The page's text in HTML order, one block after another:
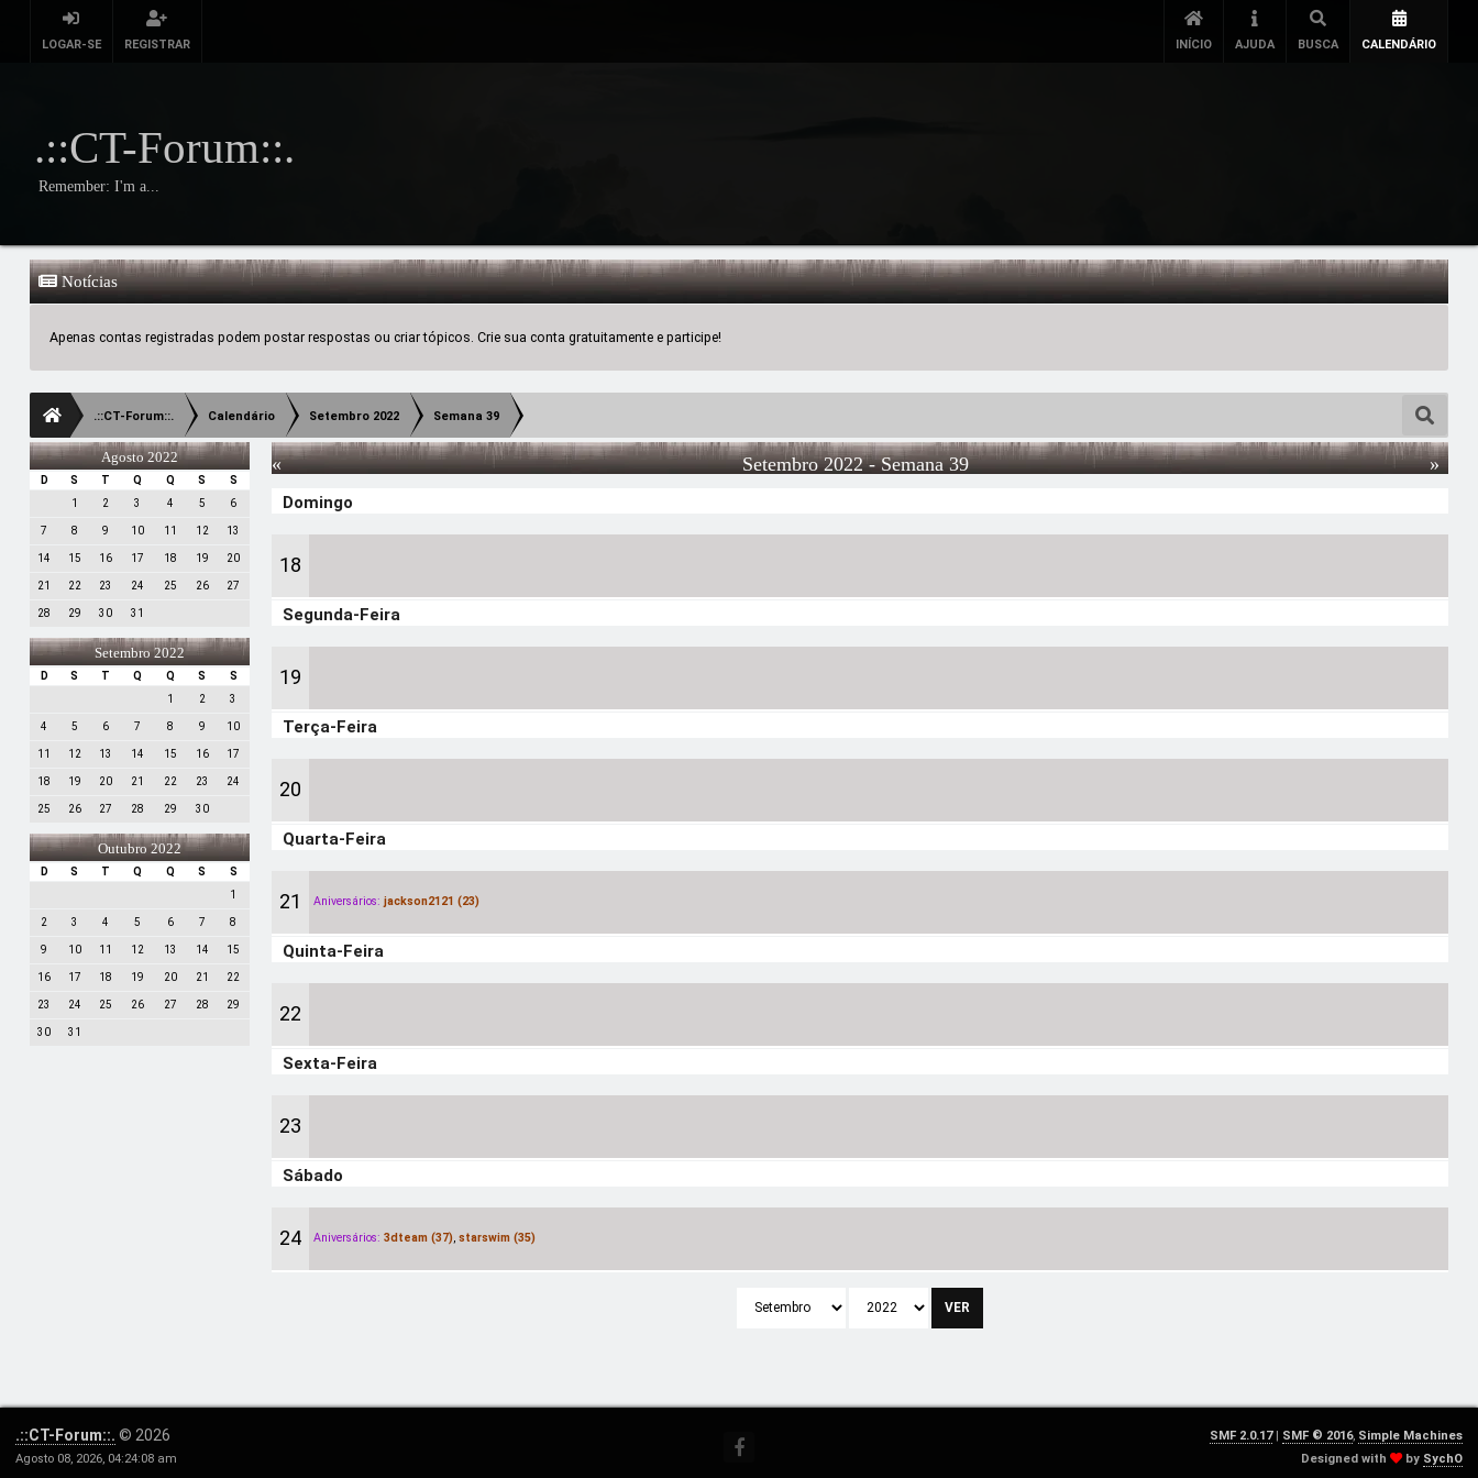
LOGAR-SE REGISTRAR INÍCIO AJUDA BUSCA CALENDÁRIO
.::CT-Forum::.
Remember: I'm a...
Notícias
Apenas contas registradas podem postar respostas ou criar tópicos. Crie sua conta gratuitamente e participe!
.::CT-Forum::. Calendário Setembro 2022 Semana 39
Agosto 2022
D S T Q Q S
S
1
2 3 4 5 6
7 8 9 10 11 12 13
14 15 16 17 18 19 20
21 22 23 24 25 26 27
28 29 30 31
Setembro 2022
D S T Q Q S
S
1
2 3
4 5 6 7 8 9 10
11 12 13 14 15 16 17
18 19 20 21 22 23 24
25 26 27 28 29 30
Outubro 2022
D S T Q Q S
S
1
2 3 4 5 6 7 8
9 10 11 12 13 14 15
16 17 18 19 20 21 22
23 24 25 26 27 28 29
30 31
« »
Setembro 2022- Semana 39
Domingo
18
Segunda-Feira
19
Terça-Feira
20
Quarta-Feira
21 Aniversários: jackson2121 (23)
Quinta-Feira
22
Sexta-Feira
23
Sábado
24 Aniversários: 3dteam (37), starswim (35)
SMF 2.0.17| SMF © 2016, Simple Machines
Designed with
by SychO
.::CT-Forum::. © 2026
Agosto 08, 2026, 04:24:08 am